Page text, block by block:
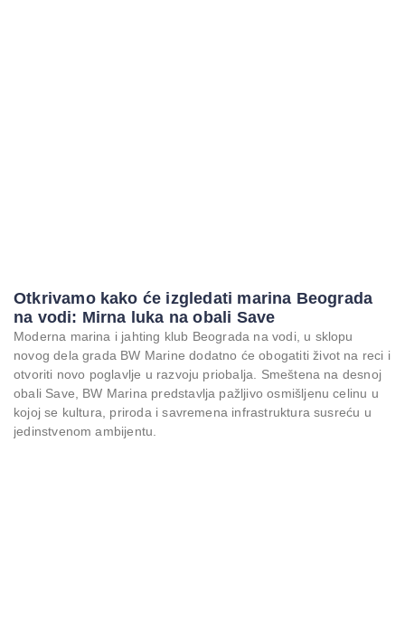
Otkrivamo kako će izgledati marina Beograda
na vodi: Mirna luka na obali Save
Moderna marina i jahting klub Beograda na vodi, u sklopu
novog dela grada BW Marine dodatno će obogatiti život na reci i
otvoriti novo poglavlje u razvoju priobalja. Smeštena na desnoj
obali Save, BW Marina predstavlja pažljivo osmišljenu celinu u
kojoj se kultura, priroda i savremena infrastruktura susreću u
jedinstvenom ambijentu.